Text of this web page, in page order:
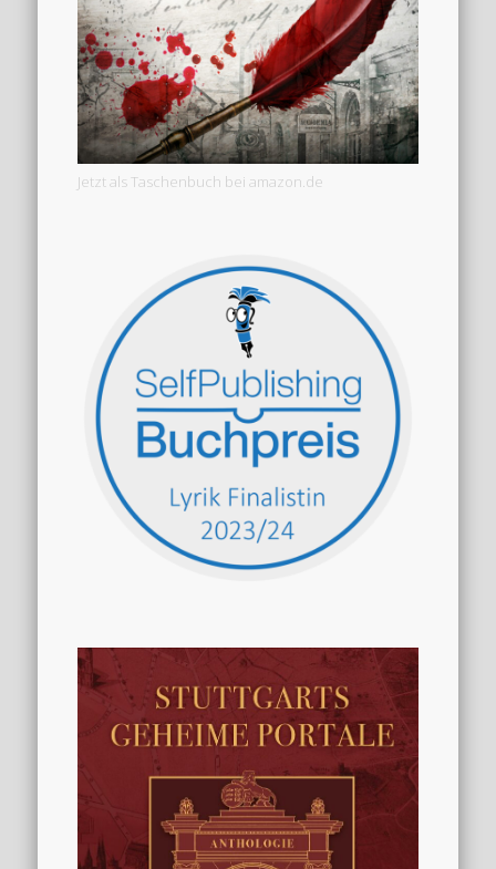
Jetzt als Taschenbuch bei amazon.de